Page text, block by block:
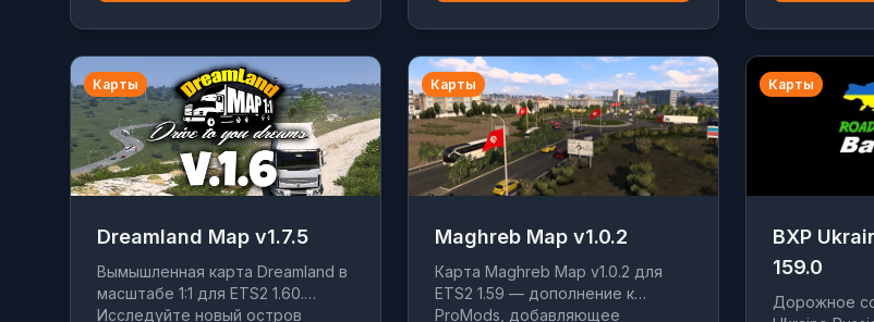
Карты
Dreamland Map v1.7.5
Вымышленная карта Dreamland в
масштабе 1:1 для ETS2 1.60.
Исследуйте новый остров
Карты
Maghreb Map v1.0.2
Карта Maghreb Map v1.0.2 для
ETS2 1.59 — дополнение к
ProMods, добавляющее
Карты
BXP
159.0
Дорожное